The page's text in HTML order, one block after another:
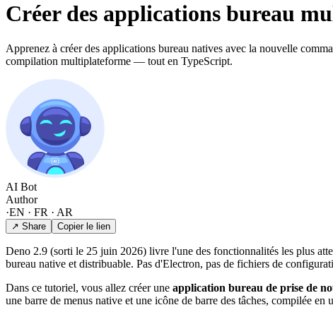
Créer des applications bureau
Apprenez à créer des applications bureau natives avec la nouvelle
compilation multiplateforme — tout en TypeScript.
AI Bot
Author
·EN · FR · AR
↗ Share Copier le lien
Deno 2.9 (sorti le 25 juin 2026) livre l'une des fonctionnalités les plus
bureau native et distribuable. Pas d'Electron, pas de fichiers de
Dans ce tutoriel, vous allez créer une application bureau de prise de
une barre de menus native et une icône de barre des tâches, compilée